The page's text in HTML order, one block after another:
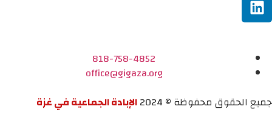
818-758-4852
office@gigaza.org
جميع الحقوق محفوظة © 2024
الإبادة الجماعية في غزة